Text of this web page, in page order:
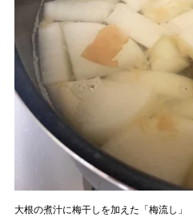
大根の煮汁に梅干しを加えた「梅流し」